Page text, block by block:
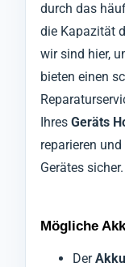
durch das
die Kapazität
wir sind hier,
bieten einen
Ihres Geräts
reparieren
Gerätes sicher.
Mögliche
DerAkku